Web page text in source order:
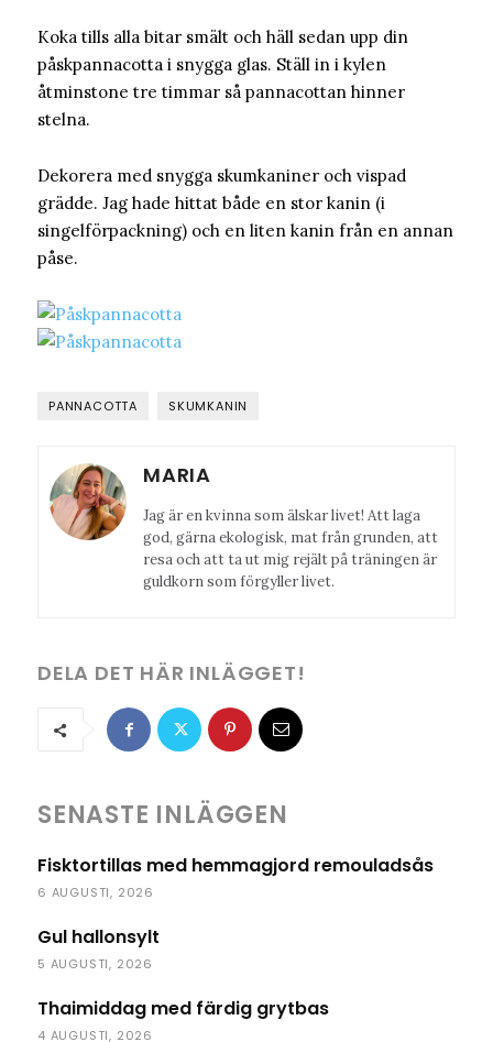
Koka tills alla bitar smält och häll sedan upp din
påskpannacotta i snygga glas. Ställ in i kylen
åtminstone tre timmar så pannacottan hinner
stelna.
Dekorera med snygga skumkaniner och vispad
grädde. Jag hade hittat både en stor kanin (i
singelförpackning) och en liten kanin från en annan
påse.
PANNACOTTA SKUMKANIN
MARIA
Jag är en kvinna som älskar livet! Att laga
god, gärna ekologisk, mat från grunden, att
resa och att ta ut mig rejält på träningen är
guldkorn som förgyller livet.
DELA DET HÄR INLÄGGET!
SENASTE INLÄGGEN
Fisktortillas med hemmagjord remouladsås
6 AUGUSTI, 2026
Gul hallonsylt
5 AUGUSTI, 2026
Thaimiddag med färdig grytbas
4 AUGUSTI, 2026